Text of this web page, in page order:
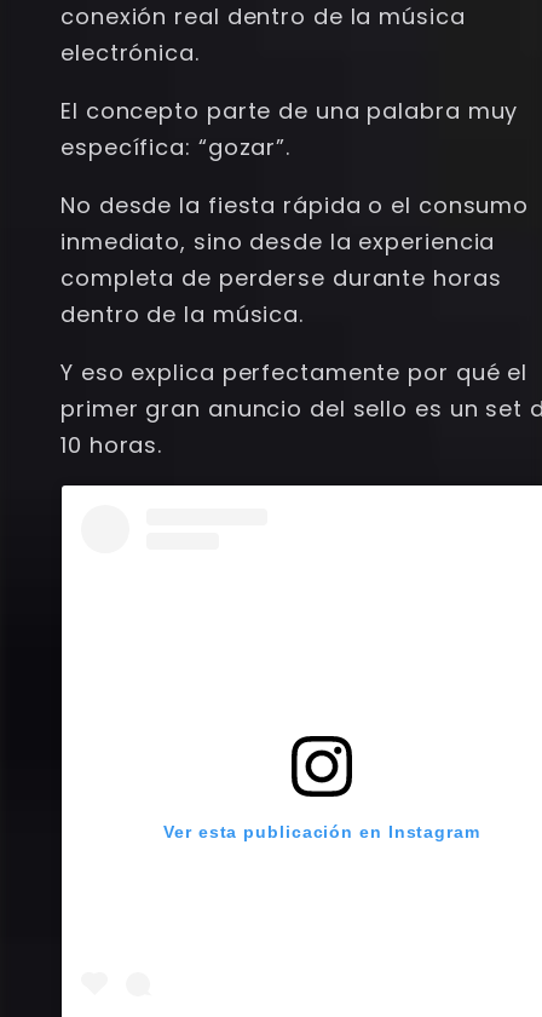
conexión real dentro de la música
electrónica.
El concepto parte de una palabra muy
específica: “gozar”.
No desde la fiesta rápida o el consumo
inmediato, sino desde la experiencia
completa de perderse durante horas
dentro de la música.
Y eso explica perfectamente por qué el
primer gran anuncio del sello es un set
10 horas.
Ver esta publicación en Instagram